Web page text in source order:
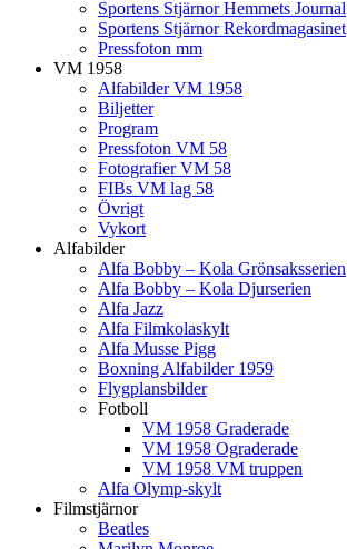
Sportens Stjärnor Hemmets Journal
Sportens Stjärnor Rekordmagasinet
Pressfoton mm
VM 1958
Alfabilder VM 1958
Biljetter
Program
Pressfoton VM 58
Fotografier VM 58
FIBs VM lag 58
Övrigt
Vykort
Alfabilder
Alfa Bobby – Kola Grönsaksserien
Alfa Bobby – Kola Djurserien
Alfa Jazz
Alfa Filmkolaskylt
Alfa Musse Pigg
Boxning Alfabilder 1959
Flygplansbilder
Fotboll
VM 1958 Graderade
VM 1958 Ograderade
VM 1958 VM truppen
Alfa Olymp-skylt
Filmstjärnor
Beatles